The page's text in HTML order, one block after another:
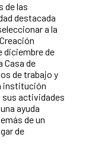
de las
destacada
a la
diciembre de
Casa de
de trabajo y
institución
sus actividades
ayuda
de un
de